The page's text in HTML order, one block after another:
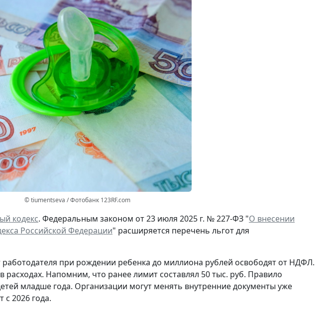
© tiumentseva / Фотобанк 123RF.com
кодекс. Федеральным законом от 23 июля 2025 г. № 227-ФЗ "О внесении
Российской Федерации" расширяется перечень льгот для
при рождении ребенка до миллиона рублей освободят от НДФЛ.
Напомним, что ранее лимит составлял 50 тыс. руб. Правило
младше года. Организации могут менять внутренние документы уже
2026 года.